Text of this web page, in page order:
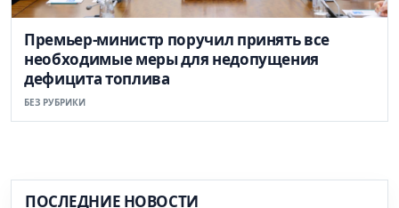
Премьер-министр поручил принять все
необходимые меры для недопущения
дефицита топлива
БЕЗ РУБРИКИ
ПОСЛЕДНИЕ НОВОСТИ